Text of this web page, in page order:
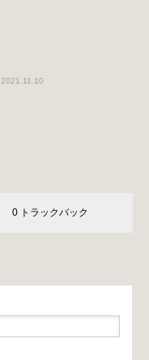
2021.11.10
0 トラックバック